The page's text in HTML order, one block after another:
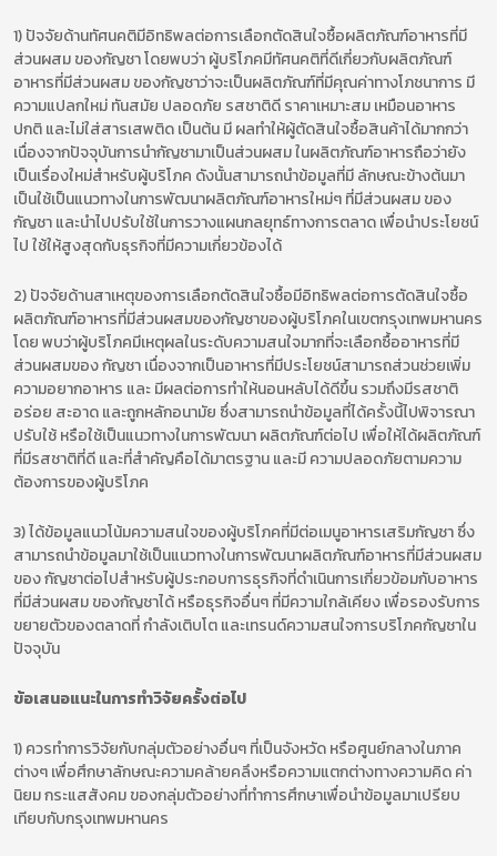
1) ปัจจัยด้านทัศนคติมีอิทธิพลต่อการเลือกตัดสินใจซื้อผลิตภัณฑ์อาหารที่มี
ส่วนผสม ของกัญชา โดยพบว่า ผู้บริโภคมีทัศนคติที่ดีเกี่ยวกับผลิตภัณฑ์
อาหารที่มีส่วนผสม ของกัญชาว่าจะเป็นผลิตภัณฑ์ที่มีคุณค่าทางโภชนาการ มี
ความแปลกใหม่ ทันสมัย ปลอดภัย รสชาติดี ราคาเหมาะสม เหมือนอาหาร
ปกติ และไม่ใส่สารเสพติด เป็นต้น มี ผลทำให้ผู้ตัดสินใจซื้อสินค้าได้มากกว่า
เนื่องจากปัจจุบันการนำกัญชามาเป็นส่วนผสม ในผลิตภัณฑ์อาหารถือว่ายัง
เป็นเรื่องใหม่สำหรับผู้บริโภค ดังนั้นสามารถนำข้อมูลที่มี ลักษณะข้างต้นมา
เป็นใช้เป็นแนวทางในการพัฒนาผลิตภัณฑ์อาหารใหม่ๆ ที่มีส่วนผสม ของ
กัญชา และนำไปปรับใช้ในการวางแผนกลยุทธ์ทางการตลาด เพื่อนำประโยชน์
ไป ใช้ให้สูงสุดกับธุรกิจที่มีความเกี่ยวข้องได้
2) ปัจจัยด้านสาเหตุของการเลือกตัดสินใจซื้อมีอิทธิพลต่อการตัดสินใจซื้อ
ผลิตภัณฑ์อาหารที่มีส่วนผสมของกัญชาของผู้บริโภคในเขตกรุงเทพมหานคร
โดย พบว่าผู้บริโภคมีเหตุผลในระดับความสนใจมากที่จะเลือกซื้ออาหารที่มี
ส่วนผสมของ กัญชา เนื่องจากเป็นอาหารที่มีประโยชน์สามารถส่วนช่วยเพิ่ม
ความอยากอาหาร และ มีผลต่อการทำให้นอนหลับได้ดีขึ้น รวมถึงมีรสชาติ
อร่อย สะอาด และถูกหลักอนามัย ซึ่งสามารถนำข้อมูลที่ได้ครั้งนี้ไปพิจารณา
ปรับใช้ หรือใช้เป็นแนวทางในการพัฒนา ผลิตภัณฑ์ต่อไป เพื่อให้ได้ผลิตภัณฑ์
ที่มีรสชาติที่ดี และที่สำคัญคือได้มาตรฐาน และมี ความปลอดภัยตามความ
ต้องการของผู้บริโภค
3) ได้ข้อมูลแนวโน้มความสนใจของผู้บริโภคที่มีต่อเมนูอาหารเสริมกัญชา ซึ่ง
สามารถนำข้อมูลมาใช้เป็นแนวทางในการพัฒนาผลิตภัณฑ์อาหารที่มีส่วนผสม
ของ กัญชาต่อไปสำหรับผู้ประกอบการธุรกิจที่ดำเนินการเกี่ยวข้อมกับอาหาร
ที่มีส่วนผสม ของกัญชาได้ หรือธุรกิจอื่นๆ ที่มีความใกล้เคียง เพื่อรองรับการ
ขยายตัวของตลาดที่ กำลังเติบโต และเทรนด์ความสนใจการบริโภคกัญชาใน
ปัจจุบัน
ข้อเสนอแนะในการทำวิจัยครั้งต่อไป
1) ควรทำการวิจัยกับกลุ่มตัวอย่างอื่นๆ ที่เป็นจังหวัด หรือศูนย์กลางในภาค
ต่างๆ เพื่อศึกษาลักษณะความคล้ายคลึงหรือความแตกต่างทางความคิด ค่า
นิยม กระแสสังคม ของกลุ่มตัวอย่างที่ทำการศึกษาเพื่อนำข้อมูลมาเปรียบ
เทียบกับกรุงเทพมหานคร